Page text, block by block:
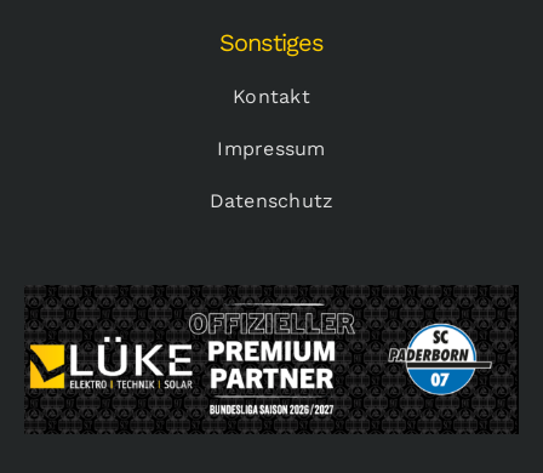
Sonstiges
Kontakt
Impressum
Datenschutz